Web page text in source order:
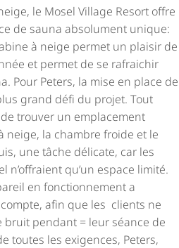
le Mosel Village Resort offre
de sauna absolument unique:
à neige permet un plaisir de
et permet de se rafraichir
Pour Peters, la mise en place de
grand défi du projet. Tout
trouver un emplacement
la chambre froide et le
une tâche délicate, car les
n’offraient qu’un espace limité.
en fonctionnement a
afin que les clients ne
pendant = leur séance de
toutes les exigences, Peters,